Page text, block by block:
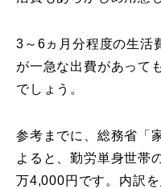
3～6ヵ月分程度の生活
が一急な出費があって
でしょう。
参考までに、総務省「
よると、勤労単身世帯
万4,000円です。内訳